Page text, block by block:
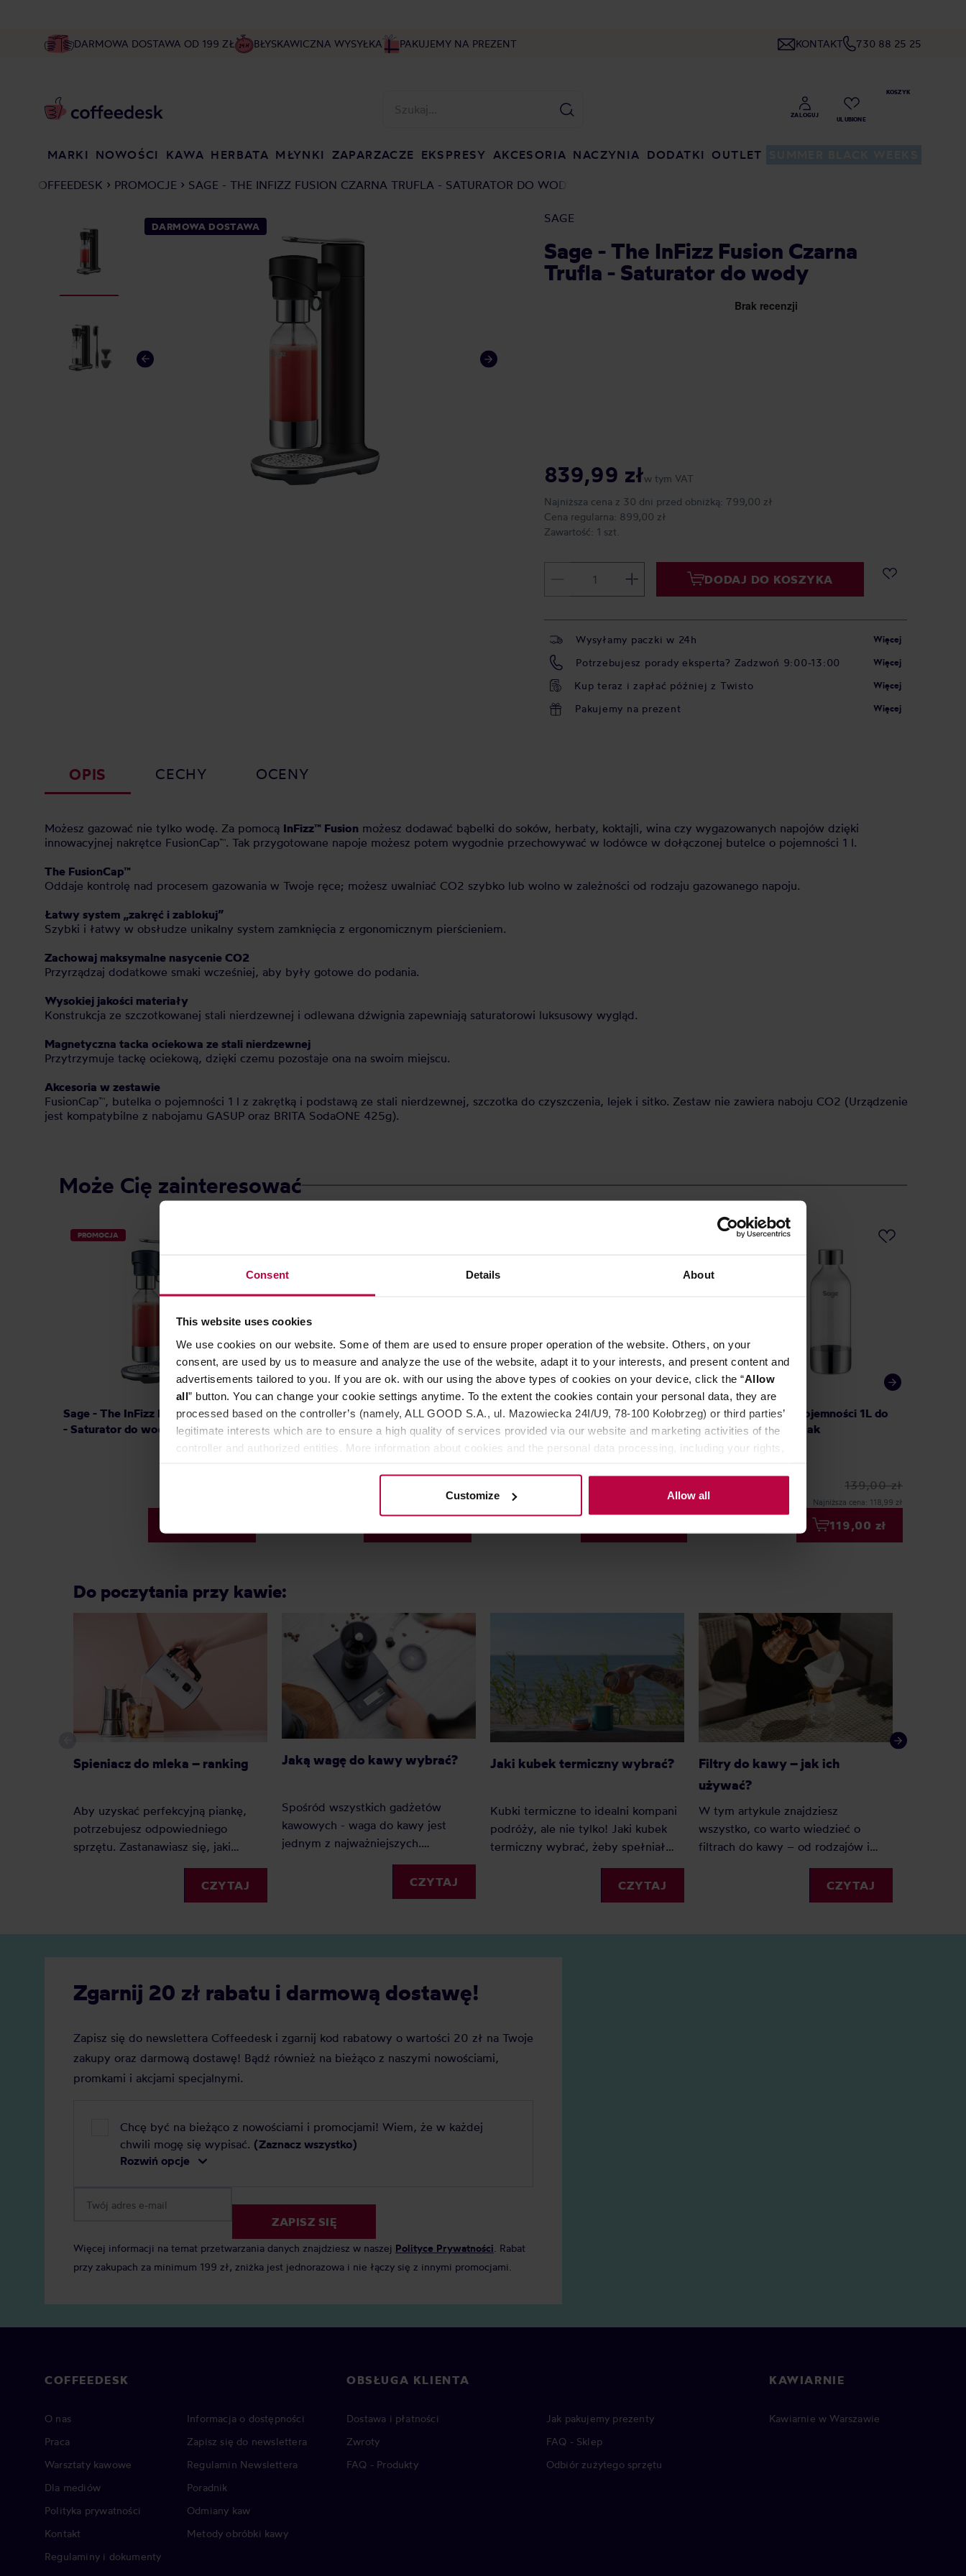
Consent Details About
This website uses cookies
We use cookies on our website. Some of them are used to ensure proper operation of the website. Others, on your
consent, are used by us to measure and analyze the use of the website, adapt it to your interests, and present content and
advertisements tailored to you. If you are ok. with our using the above types of cookies on your device, click the “Allow
all” button. You can change your cookie settings anytime. To the extent the cookies contain your personal data, they are
processed based on the controller’s (namely, ALL GOOD S.A., ul. Mazowiecka 24I/U9, 78-100 Kołobrzeg) or third parties’
legitimate interests which are to ensure a high quality of services provided via our website and marketing activities of the
controller and authorized entities. More information about cookies and the personal data processing, including your rights,
Customize Allow all
DARMOWA DOSTAWA OD 199 ZŁ BŁYSKAWICZNA WYSYŁKA PAKUJEMY NA PREZENT KONTAKT 730 88 25 25
MARKI NOWOŚCI KAWA HERBATA MŁYNKI ZAPARZACZE EKSPRESY AKCESORIA NACZYNIA DODATKI OUTLET
COFFEEDESK PROMOCJE SAGE - THE INFIZZ FUSION CZARNA TRUFLA - SATURATOR DO WODY
DARMOWA DOSTAWA
SAGE
Sage - The InFizz Fusion Czarna
Trufla - Saturator do wody
839,99 złw tym VAT
Najniższa cena z 30 dni przed obniżką: 799,00 zł
Cena regularna: 899,00 zł
Zawartość: 1 szt.
DODAJ DO KOSZYKA
Wysyłamy paczki w 24h Więcej
Potrzebujesz porady eksperta? Zadzwoń 9:00-13:00 Więcej
Kup teraz i zapłać później z Twisto Więcej
Pakujemy na prezent Więcej
OPIS CECHY OCENY
Możesz gazować nie tylko wodę. Za pomocą InFizz™ Fusion możesz dodawać bąbelki do soków, herbaty, koktajli, wina czy wygazowanych napojów dzięki
innowacyjnej nakrętce FusionCap™. Tak przygotowane napoje możesz potem wygodnie przechowywać w lodówce w dołączonej butelce o pojemności 1 l.
The FusionCap™
Oddaje kontrolę nad procesem gazowania w Twoje ręce; możesz uwalniać CO2 szybko lub wolno w zależności od rodzaju gazowanego napoju.
Łatwy system „zakręć i zablokuj”
Szybki i łatwy w obsłudze unikalny system zamknięcia z ergonomicznym pierścieniem.
Zachowaj maksymalne nasycenie CO2
Przyrządzaj dodatkowe smaki wcześniej, aby były gotowe do podania.
Wysokiej jakości materiały
Konstrukcja ze szczotkowanej stali nierdzewnej i odlewana dźwignia zapewniają saturatorowi luksusowy wygląd.
Magnetyczna tacka ociekowa ze stali nierdzewnej
Przytrzymuje tackę ociekową, dzięki czemu pozostaje ona na swoim miejscu.
Akcesoria w zestawie
FusionCap™, butelka o pojemności 1 l z zakrętką i podstawą ze stali nierdzewnej, szczotka do czyszczenia, lejek i sitko. Zestaw nie zawiera naboju CO2 (Urządzenie
jest kompatybilne z nabojamu GASUP oraz BRITA SodaONE 425g).
Może Cię zainteresować
PROMOCJA
Sage - The InFizz Fusion Granatowy
- Saturator do wody
Melitta - Dzbanek szklany do
ekspresów Look Perfection / Look
V Timer
Sage - Nasadka FusionCap do
saturatorów InFizz Fusion
Sage - Butelki o pojemności 1L do
The InFizz - Dwupak
139,00 zł
Najniższa cena: 118,99 zł
119,00 zł
Do poczytania przy kawie:
Spieniacz do mleka – ranking
Aby uzyskać perfekcyjną piankę,
potrzebujesz odpowiedniego
sprzętu. Zastanawiasz się, jaki
spieniacz do mleka kupić?
Elektryczny, ręczny, a może
indukcyjny? Oto nasz szczegółowy
CZYTAJ
Jaką wagę do kawy wybrać?
Spośród wszystkich gadżetów
kawowych - waga do kawy jest
jednym z najważniejszych.
Dlaczego? Ponieważ dzięki wadze
zyskujemy precyzję i powtarzalność.
Jaką jednak wagę do kawy wybrać?
CZYTAJ
Jaki kubek termiczny wybrać?
Kubki termiczne to idealni kompani
podróży, ale nie tylko! Jaki kubek
termiczny wybrać, żeby spełniał
wszystkie Twoje oczekiwania?
Sprawdź nasz mini-przewodnik po
kubkach termicznych.
CZYTAJ
Filtry do kawy – jak ich
używać?
W tym artykule znajdziesz
wszystko, co warto wiedzieć o
filtrach do kawy – od rodzajów i
rozmiarów, po praktyczne
wskazówki, jak z nich korzystać.
CZYTAJ
Zgarnij 20 zł rabatu i darmową dostawę!
Zapisz się do newslettera Coffeedesk i zgarnij kod rabatowy o wartości 20 zł na Twoje
zakupy oraz darmową dostawę! Bądź również na bieżąco z naszymi nowościami,
promkami i akcjami specjalnymi.
Chcę być na bieżąco z nowościami i promocjami! Wiem, że w każdej
chwili mogę się wypisać. (Zaznacz wszystko)
Rozwiń opcje
ZAPISZ SIĘ
Więcej informacji na temat przetwarzania danych znajdziesz w naszej Polityce Prywatności . Rabat
przy zakupach za minimum 199 zł, zniżka jest jednorazowa i nie łączy się z innymi promocjami.
COFFEEDESK
O nas
Praca
Warsztaty kawowe
Dla mediów
Polityka prywatności
Kontakt
Regulaminy i dokumenty
Informacja o dostępności
Zapisz się do newslettera
Regulamin Newslettera
Poradnik
Odmiany kaw
Metody obróbki kawy
OBSŁUGA KLIENTA
Dostawa i płatności
Zwroty
FAQ - Produkty
Jak pakujemy prezenty
FAQ - Sklep
Odbiór zużytego sprzętu
KAWIARNIE
Kawiarnie w Warszawie